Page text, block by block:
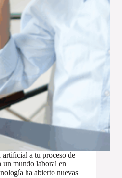
a tu proceso de
un mundo laboral en
ha abierto nuevas